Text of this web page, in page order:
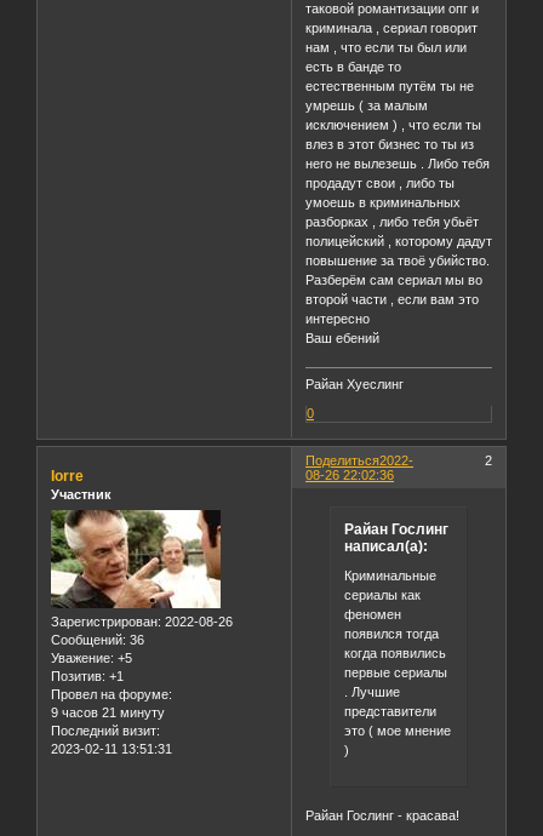
таковой романтизации опг и
криминала , сериал говорит
нам , что если ты был или
есть в банде то
естественным путём ты не
умрешь ( за малым
исключением ) , что если ты
влез в этот бизнес то ты из
него не вылезешь . Либо тебя
продадут свои , либо ты
умоешь в криминальных
разборках , либо тебя убьёт
полицейский , которому дадут
повышение за твоё убийство.
Разберём сам сериал мы во
второй части , если вам это
интересно
Ваш ебений
Райан Хуеслинг
0
Поделиться 2
2022-
08-26 22:02:36
Iorre
Участник
Зарегистрирован: 2022-08-26
Сообщений: 36
Уважение: +5
Позитив: +1
Провел на форуме:
9 часов 21 минуту
Последний визит:
2023-02-11 13:51:31
Райан Гослинг
написал(а):
Криминальные
сериалы как
феномен
появился тогда
когда появились
первые сериалы
. Лучшие
представители
это ( мое мнение
)
Райан Гослинг - красава!